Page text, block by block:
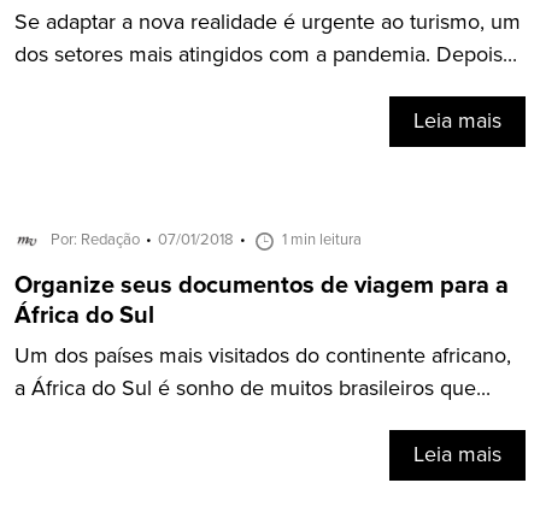
Se adaptar a nova realidade é urgente ao turismo, um
dos setores mais atingidos com a pandemia. Depois...
Leia mais
Por: Redação 07/01/2018 1 min leitura
Organize seus documentos de viagem para a
África do Sul
Um dos países mais visitados do continente africano,
a África do Sul é sonho de muitos brasileiros que...
Leia mais